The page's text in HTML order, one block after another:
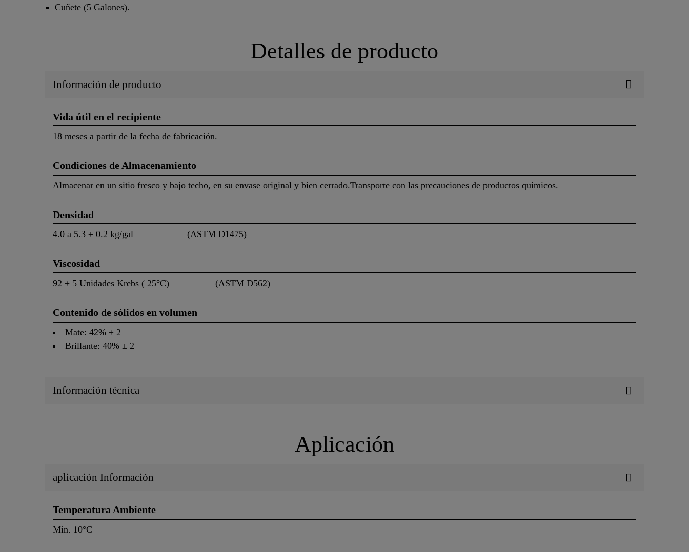
Cuñete (5 Galones).
Detalles de producto
Información de producto
Vida útil en el recipiente
18 meses a partir de la fecha de fabricación.
Condiciones de Almacenamiento
Almacenar en un sitio fresco y bajo techo, en su envase original y bien cerrado.Transporte con las precauciones de productos químicos.
Densidad
4.0 a 5.3 ± 0.2 kg/gal (ASTM D1475)
Viscosidad
92 + 5 Unidades Krebs ( 25°C) (ASTM D562)
Contenido de sólidos en volumen
Mate: 42% ± 2
Brillante: 40% ± 2
Información técnica
Aplicación
aplicación Información
Temperatura Ambiente
Min. 10°C